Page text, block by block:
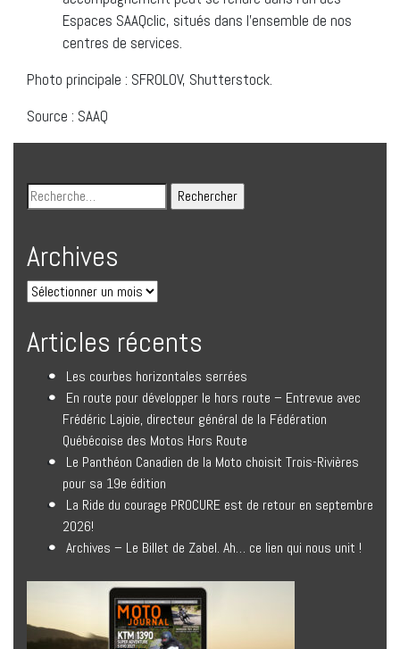
Espaces SAAQclic, situés dans l’ensemble de nos
centres de services.
Photo principale : SFROLOV, Shutterstock.
Source : SAAQ
Archives
Articles récents
Les courbes horizontales serrées
En route pour développer le hors route – Entrevue avec
Frédéric Lajoie, directeur général de la Fédération
Québécoise des Motos Hors Route
Le Panthéon Canadien de la Moto choisit Trois-Rivières
pour sa 19e édition
La Ride du courage PROCURE est de retour en septembre
2026!
Archives – Le Billet de Zabel. Ah… ce lien qui nous unit !